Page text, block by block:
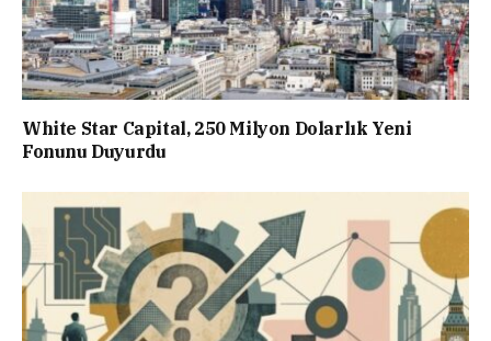
White Star Capital, 250 Milyon Dolarlık Yeni
Fonunu Duyurdu